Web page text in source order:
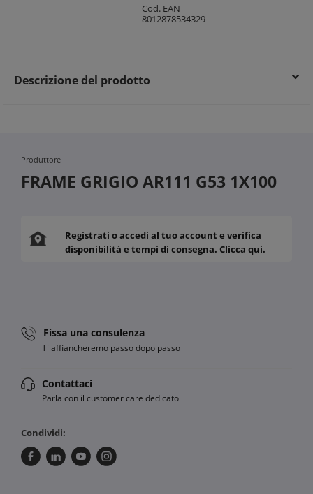
Cod. EAN
8012878534329
Descrizione del prodotto
Produttore
FRAME GRIGIO AR111 G53 1X100
Registrati o accedi al tuo account e verifica
disponibilità e tempi di consegna. Clicca qui.
Fissa una consulenza
Ti affiancheremo passo dopo passo
Contattaci
Parla con il customer care dedicato
Condividi: